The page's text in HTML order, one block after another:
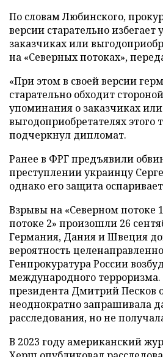
По словам Любинского,
версии старательно
заказчиках или
на «Северных потоках»,
«При этом в своей версии
старательно обходит
упоминания о заказчиках или
выгодоприобретателях этого
подчеркнул дипломат.
Ранее в ФРГ предъявили
преступлении украинцу
однако его защита
Взрывы на «Северном потоке
потоке 2» произошли 26
Германия, Дания и Швеция
вероятность
Генпрокуратура России
международного терроризма.
президента Дмитрий Песков
неоднократно запрашивала
расследования, но не
В 2023 году американский